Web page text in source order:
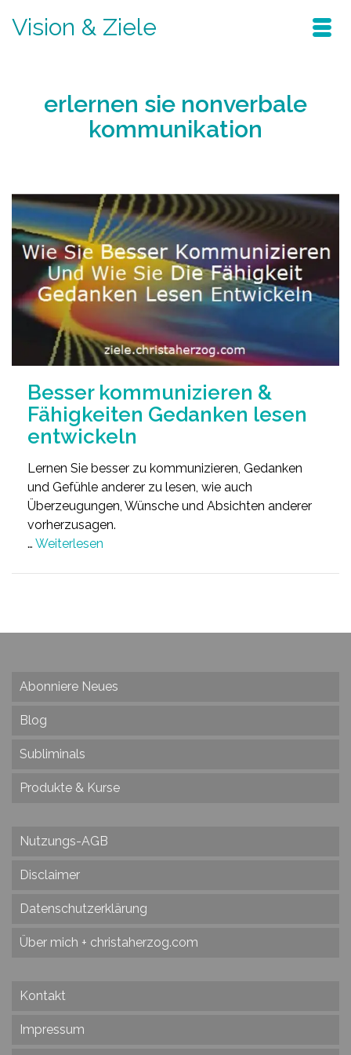
Vision & Ziele
erlernen sie nonverbale
kommunikation
Besser kommunizieren &
Fähigkeiten Gedanken lesen
entwickeln
Lernen Sie besser zu kommunizieren, Gedanken
und Gefühle anderer zu lesen, wie auch
Überzeugungen, Wünsche und Absichten anderer
vorherzusagen.
… Weiterlesen
Abonniere Neues
Blog
Subliminals
Produkte & Kurse
Nutzungs-AGB
Disclaimer
Datenschutzerklärung
Über mich + christaherzog.com
Kontakt
Impressum